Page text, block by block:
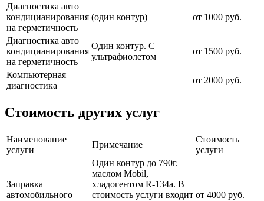
Диагностика авто
кондицианирования
на герметичность
(один контур) от 1000 руб.
Диагностика авто
кондицианирования
на герметичность
Один контур. С
ультрафиолетом
от 1500 руб.
Компьютерная
диагностика
от 2000 руб.
Стоимость других услуг
Наименование
услуги
Примечание
Стоимость
услуги
Заправка
автомобильного
Один контур до 790г.
маслом Mobil,
хладогентом R-134a. В
стоимость услуги входит от 4000 руб.